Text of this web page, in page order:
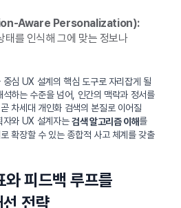
Aware Personalization):
태를 인식해 그에 맞는 정보나
심 UX 설계의 핵심 도구로 자리잡게 될
하는 수준을 넘어, 인간의 맥락과 정서를
차세대 개인화 검색의 본질로 이어질
자와 UX 설계자는검색 알고리즘 이해를
확장할 수 있는 종합적 사고 체계를 갖출
피드백 루프를
전략